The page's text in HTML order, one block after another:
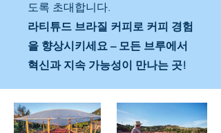
도록 초대합니다.
라티튜드 브라질 커피로 커피 경험
을 향상시키세요 – 모든 브루에서
혁신과 지속 가능성이 만나는 곳!